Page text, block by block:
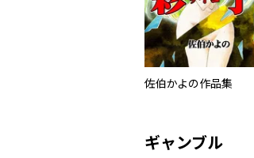
佐伯かよの作品集
ギャンブル